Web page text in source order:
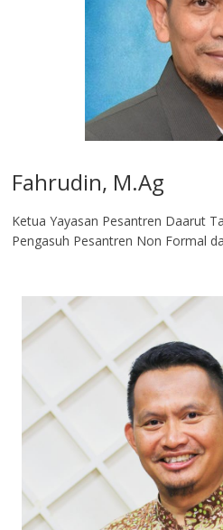
Fahrudin, M.Ag​
Ketua Yayasan Pesantren Daarut
Pengasuh Pesantren Non Formal